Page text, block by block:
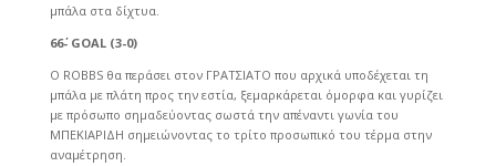
μπάλα στα δίχτυα.
66΄- GOAL (3-0)
Ο ROBBS θα περάσει στον ΓΡΑΤΣΙΑΤΟ που αρχικά υποδέχεται τη
μπάλα με πλάτη προς την εστία, ξεμαρκάρεται όμορφα και γυρίζει
με πρόσωπο σημαδεύοντας σωστά την απέναντι γωνία του
ΜΠΕΚΙΑΡΙΔΗ σημειώνοντας το τρίτο προσωπικό του τέρμα στην
αναμέτρηση.